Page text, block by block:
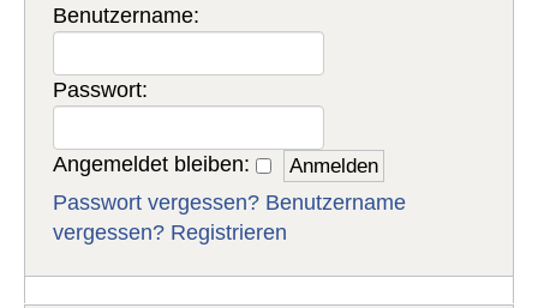
Benutzername:
Passwort:
Angemeldet bleiben:
Passwort vergessen? Benutzername
vergessen? Registrieren